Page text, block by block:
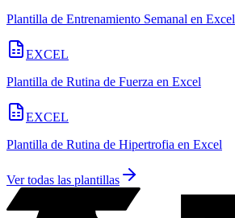
Plantilla de Entrenamiento Semanal en Excel
EXCEL
Plantilla de Rutina de Fuerza en Excel
EXCEL
Plantilla de Rutina de Hipertrofia en Excel
Ver todas las plantillas